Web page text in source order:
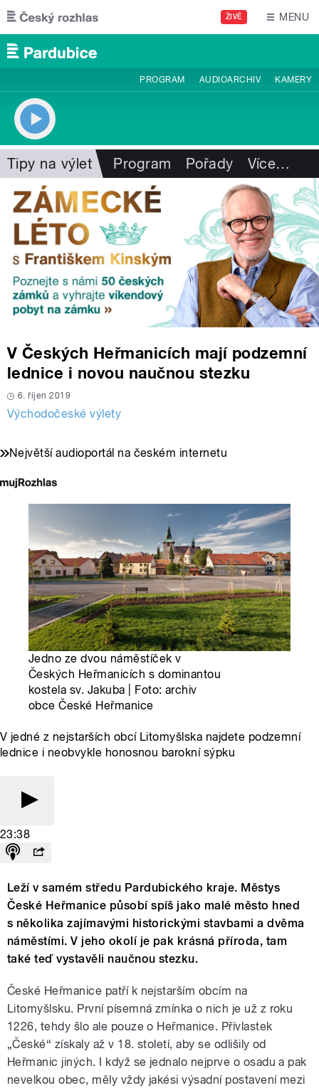
Přejít k hlavnímu obsahu
ŽIVĚ MENU
PROGRAM AUDIOARCHIV KAMERY
Tipy na výlet Program Pořady Více…
V Českých Heřmanicích mají podzemní
lednice i novou naučnou stezku
6. říjen 2019
Východočeské výlety
Největší audioportál na českém internetu
Jedno ze dvou náměstíček v
Českých Heřmanicích s dominantou
kostela sv. Jakuba | Foto: archiv
obce České Heřmanice
V jedné z nejstarších obcí Litomyšlska najdete podzemní
lednice i neobvykle honosnou barokní sýpku
23:38
Leží v samém středu Pardubického kraje. Městys
České Heřmanice působí spíš jako malé město hned
s několika zajímavými historickými stavbami a dvěma
náměstími. V jeho okolí je pak krásná příroda, tam
také teď vystavěli naučnou stezku.
České Heřmanice patří k nejstarším obcím na
Litomyšlsku. První písemná zmínka o nich je už z roku
1226, tehdy šlo ale pouze o Heřmanice. Přívlastek
„České“ získaly až v 18. století, aby se odlišily od
Heřmanic jiných. I když se jednalo nejprve o osadu a pak
nevelkou obec, měly vždy jakési výsadní postavení mezi